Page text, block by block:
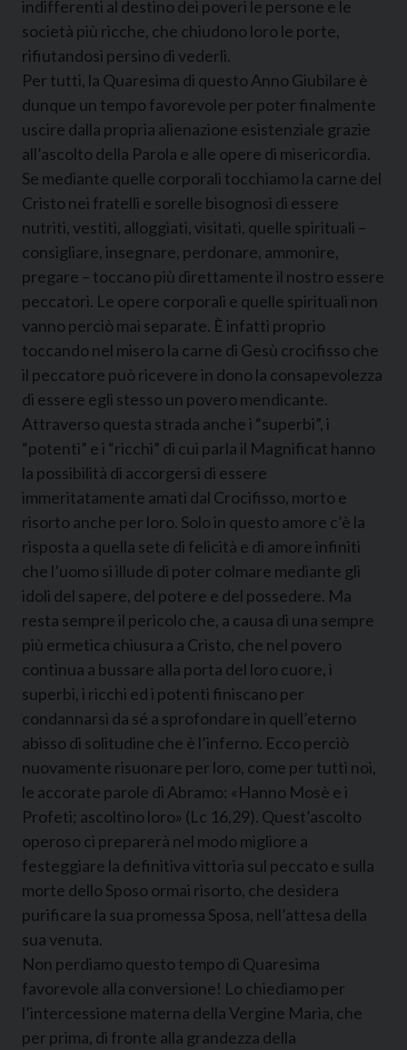
indifferenti al destino dei poveri le persone e le
società più ricche, che chiudono loro le porte,
rifiutandosi persino di vederli.
Per tutti, la Quaresima di questo Anno Giubilare è
dunque un tempo favorevole per poter finalmente
uscire dalla propria alienazione esistenziale grazie
all’ascolto della Parola e alle opere di misericordia.
Se mediante quelle corporali tocchiamo la carne del
Cristo nei fratelli e sorelle bisognosi di essere
nutriti, vestiti, alloggiati, visitati, quelle spirituali –
consigliare, insegnare, perdonare, ammonire,
pregare – toccano più direttamente il nostro essere
peccatori. Le opere corporali e quelle spirituali non
vanno perciò mai separate. È infatti proprio
toccando nel misero la carne di Gesù crocifisso che
il peccatore può ricevere in dono la consapevolezza
di essere egli stesso un povero mendicante.
Attraverso questa strada anche i “superbi”, i
“potenti” e i “ricchi” di cui parla il Magnificat hanno
la possibilità di accorgersi di essere
immeritatamente amati dal Crocifisso, morto e
risorto anche per loro. Solo in questo amore c’è la
risposta a quella sete di felicità e di amore infiniti
che l’uomo si illude di poter colmare mediante gli
idoli del sapere, del potere e del possedere. Ma
resta sempre il pericolo che, a causa di una sempre
più ermetica chiusura a Cristo, che nel povero
continua a bussare alla porta del loro cuore, i
superbi, i ricchi ed i potenti finiscano per
condannarsi da sé a sprofondare in quell’eterno
abisso di solitudine che è l’inferno. Ecco perciò
nuovamente risuonare per loro, come per tutti noi,
le accorate parole di Abramo: «Hanno Mosè e i
Profeti; ascoltino loro» (Lc 16,29). Quest’ascolto
operoso ci preparerà nel modo migliore a
festeggiare la definitiva vittoria sul peccato e sulla
morte dello Sposo ormai risorto, che desidera
purificare la sua promessa Sposa, nell’attesa della
sua venuta.
Non perdiamo questo tempo di Quaresima
favorevole alla conversione! Lo chiediamo per
l’intercessione materna della Vergine Maria, che
per prima, di fronte alla grandezza della